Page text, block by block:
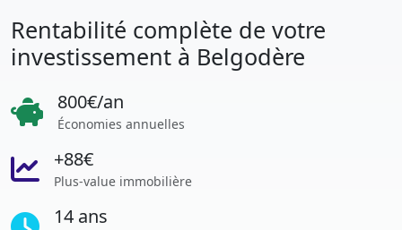
Rentabilité complète de votre
investissement à Belgodère
800€/an
Économies annuelles
+88€
Plus-value immobilière
14 ans